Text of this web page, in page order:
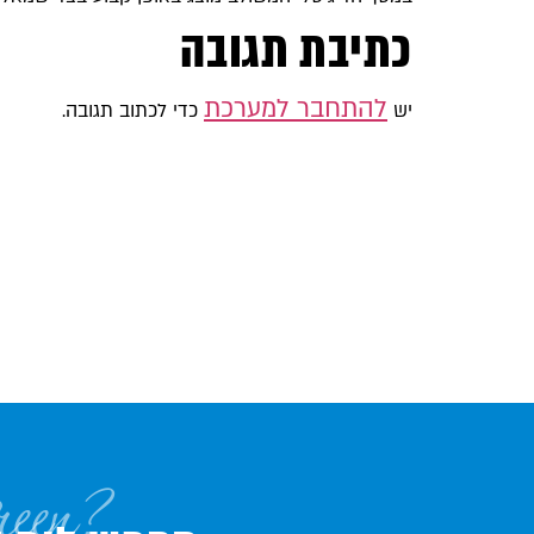
כתיבת תגובה
יש להתחבר למערכת כדי לכתוב תגובה.